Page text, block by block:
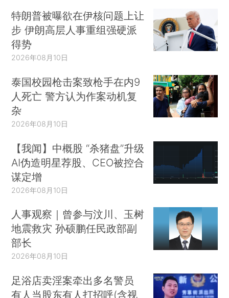
特朗普被曝欲在伊核问题上让
步 伊朗高层人事重组强硬派
得势
2026年08月10日
泰国校园枪击案致枪手在内9
人死亡 警方认为作案动机复
杂
2026年08月10日
【我闻】中概股 “杀猪盘”升级
AI伪造明星荐股、CEO被控合
谋定增
2026年08月10日
人事观察｜曾参与汶川、玉树
地震救灾 孙硕鹏任民政部副
部长
2026年08月10日
足浴店卖淫案牵出多名警员
有人当股东有人打招呼(含视